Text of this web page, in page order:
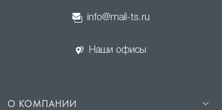
info@mail-ts.ru
Наши офисы
О КОМПАНИИ